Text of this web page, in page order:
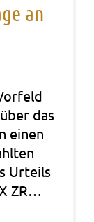
an
das
einen
Urteils
ZR…